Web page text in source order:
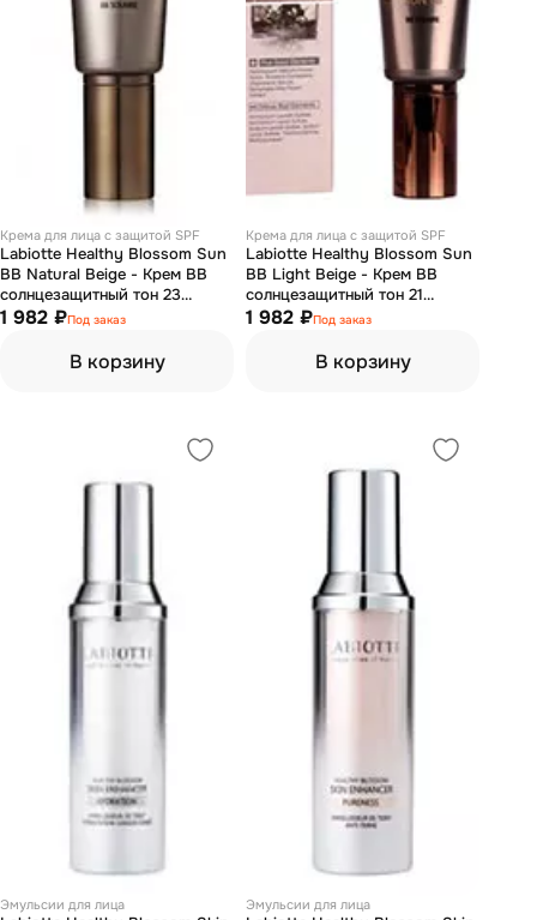
Крема для лица с защитой SPF
Labiotte Healthy Blossom Sun
BB Natural Beige - Крем ВВ
солнцезащитный тон 23
(натуральный бежевый) 40 мл
1 982 ₽Под заказ
В корзину
Крема для лица с защитой SPF
Labiotte Healthy Blossom Sun
BB Light Beige - Крем ВВ
солнцезащитный тон 21
(светло-бежевый) 40 мл
1 982 ₽Под заказ
В корзину
Эмульсии для лица Эмульсии для лица